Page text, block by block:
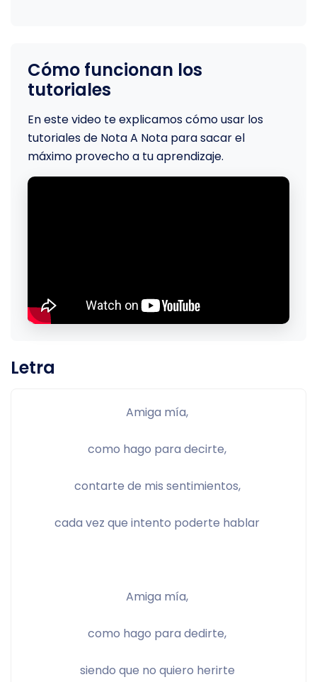
Cómo funcionan los
tutoriales
En este video te explicamos cómo usar los
tutoriales de Nota A Nota para sacar el
máximo provecho a tu aprendizaje.
Letra
Amiga mía,
como hago para decirte,
contarte de mis sentimientos,
cada vez que intento poderte hablar
Amiga mía,
como hago para dedirte,
siendo que no quiero herirte